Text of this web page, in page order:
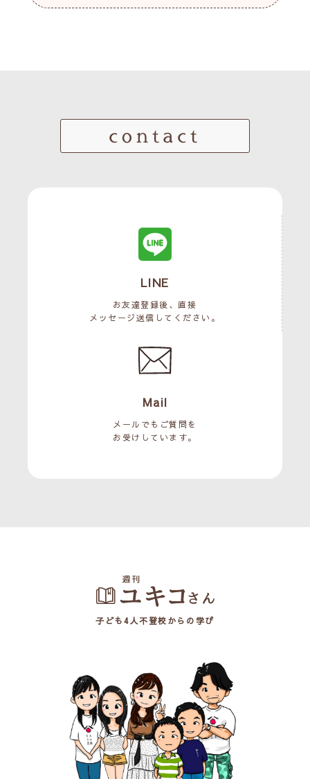
contact
LINE
お友達登録後、直接
メッセージ送信してください。
Mail
メールでもご質問を
お受けしています。
子ども4人不登校からの学び